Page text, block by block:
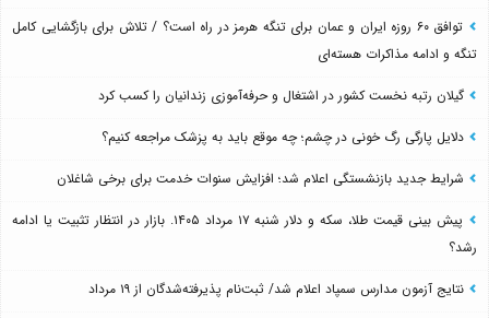
توافق ۶۰ روزه ایران و عمان برای تنگه هرمز در راه است؟ / تلاش برای بازگشایی کامل
تنگه و ادامه مذاکرات هسته‌ای
گیلان رتبه نخست کشور در اشتغال و حرفه‌آموزی زندانیان را کسب کرد
دلایل پارگی رگ خونی در چشم؛ چه موقع باید به پزشک مراجعه کنیم؟
شرایط جدید بازنشستگی اعلام شد؛ افزایش سنوات خدمت برای برخی شاغلان
پیش بینی قیمت طلا، سکه و دلار شنبه ۱۷ مرداد ۱۴۰۵. بازار در انتظار تثبیت یا ادامه
رشد؟
نتایج آزمون مدارس سمپاد اعلام شد/ ثبت‌نام پذیرفته‌شدگان از ۱۹ مرداد